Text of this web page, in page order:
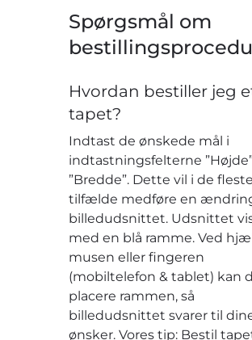
Spørgsmål om
Hvordan bestiller jeg
tapet?
Indtast de ønskede mål i
indtastningsfelterne
”Bredde”. Dette vil i de fleste
tilfælde medføre en
billedudsnittet. Udsnittet
med en blå ramme. Ved
musen eller fingeren
(mobiltelefon & tablet) kan
placere rammen, så
billedudsnittet svarer til
ønsker. Vores tip: Bestil